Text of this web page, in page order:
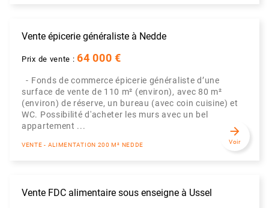
Vente épicerie généraliste à Nedde
Prix de vente :64 000 €
- Fonds de commerce épicerie généraliste d’une
surface de vente de 110 m² (environ), avec 80 m²
(environ) de réserve, un bureau (avec coin cuisine) et
WC. Possibilité d'acheter les murs avec un bel
appartement ...
VENTE - ALIMENTATION 200 M² NEDDE
arrow_forward
Voir
Vente FDC alimentaire sous enseigne à Ussel